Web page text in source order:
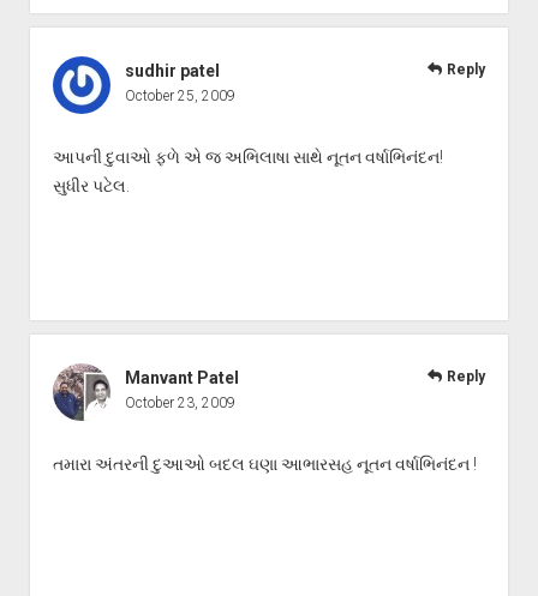
sudhir patel
October 25, 2009
આપની દુવાઓ ફળે એ જ અભિલાષા સાથે નૂતન વર્ષાભિનંદન!
સુધીર પટેલ.
Reply
Manvant Patel
October 23, 2009
તમારા અંતરની દુઆઓ બદલ ઘણા આભારસહ નૂતન વર્ષાભિનંદન !
Reply